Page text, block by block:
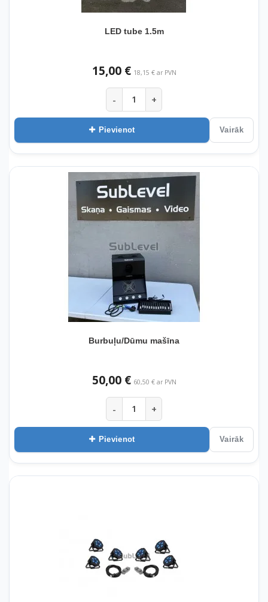
LED tube 1.5m
15,00 € 18,15 € ar PVN
- +
Pievienot Vairāk
Burbuļu/Dūmu mašīna
50,00 € 60,50 € ar PVN
- +
Pievienot Vairāk